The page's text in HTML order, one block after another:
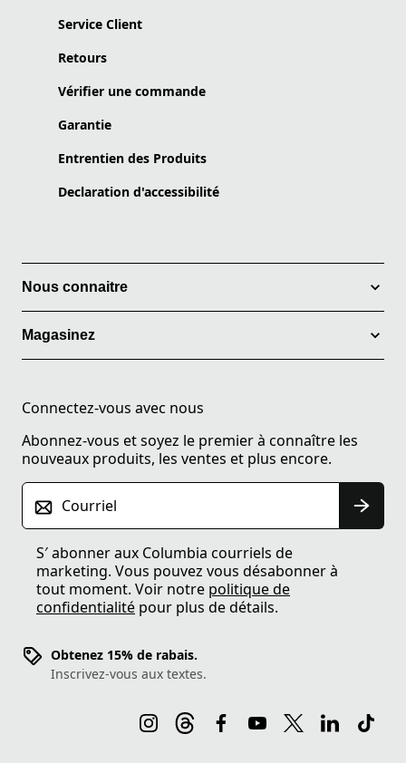
Service Client
Retours
Vérifier une commande
Garantie
Entrentien des Produits
Declaration d'accessibilité
Nous connaitre
Magasinez
Connectez-vous avec nous
Abonnez-vous et soyez le premier à connaître les
nouveaux produits, les ventes et plus encore.
Courriel
S′ abonner aux Columbia courriels de
marketing. Vous pouvez vous désabonner à
tout moment. Voir notre politique de
confidentialité pour plus de détails.
Obtenez 15% de rabais.
Inscrivez-vous aux textes.